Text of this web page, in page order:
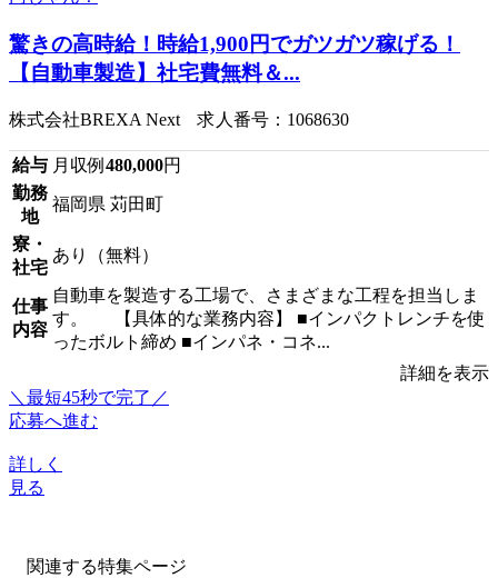
驚きの高時給！時給1,900円でガツガツ稼げる！
【自動車製造】社宅費無料＆...
株式会社BREXA Next 求人番号：1068630
給与 月収例 480,000円
勤務
地
福岡県 苅田町
寮・
社宅
あり（無料）
仕事
内容
自動車を製造する工場で、さまざまな工程を担当しま
す。 【具体的な業務内容】 ■インパクトレンチを使
ったボルト締め ■インパネ・コネ...
詳細を表示
＼最短45秒で完了／
応募へ進む
詳しく
見る
関連する特集ページ